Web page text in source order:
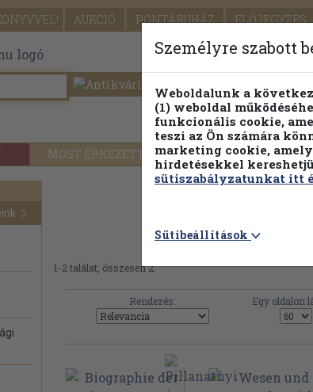
AUKCIÓ PONTÁRUHÁZ ELŐJEGYZÉS
MOST ÉRKEZETT PILLANATNYI
Szirmai-
1-2 találat, összesen 2.
Rendezés:
Egy oldalon
Személyre szabott
Weboldalunk a
(1) weboldal
funkcionális cookie,
teszi az Ön számára
marketing cookie,
hirdetésekkel
sütiszabályzatunkat itt
Sütibeállítások